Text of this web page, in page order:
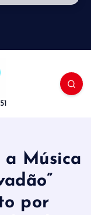
a Música
por